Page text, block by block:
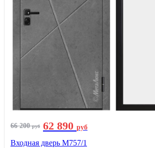
66 200руб 62 890 руб
Входная дверь М757/1